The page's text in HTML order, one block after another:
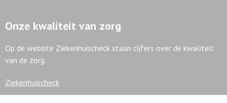
Onze kwaliteit van zorg
Op de website Ziekenhuischeck staan cijfers over de kwaliteit
van de zorg.
Ziekenhuischeck